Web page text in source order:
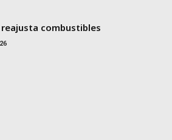
combustibles